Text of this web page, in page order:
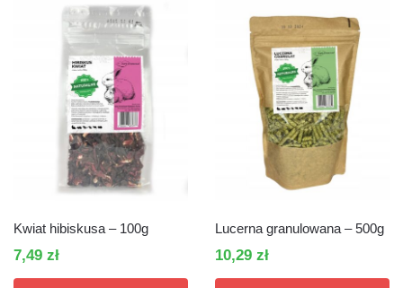
Kwiat hibiskusa – 100g
7,49 zł
Lucerna granulowana – 500g
10,29 zł